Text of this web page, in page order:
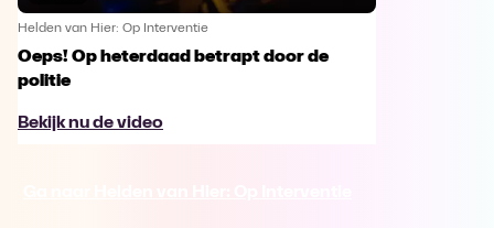
Helden van Hier: Op Interventie
Oeps! Op heterdaad betrapt door de
politie
Bekijk nu de video